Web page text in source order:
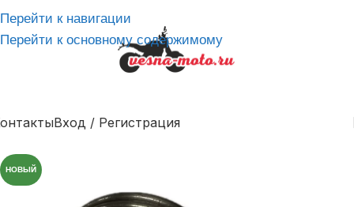
Перейти к навигации
Перейти к основному содержимому
Вход / Регистрация
НОВЫЙ